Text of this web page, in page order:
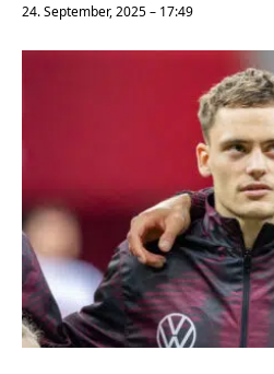
24. September, 2025 – 17:49